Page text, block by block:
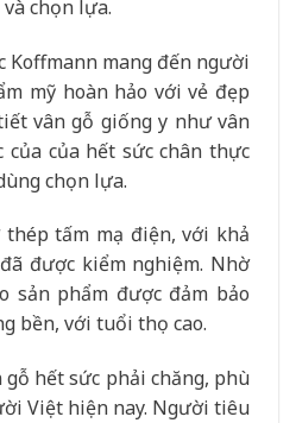
chọn lựa.
Koffmann mang đến người
mỹ hoàn hảo với vẻ đẹp
vân gỗ giống y như vân
của hết sức chân thực
chọn lựa.
tấm mạ điện, với khả
được kiểm nghiệm. Nhờ
sản phẩm được đảm bảo
bền, với tuổi thọ cao.
hết sức phải chăng, phù
Việt hiện nay. Người tiêu